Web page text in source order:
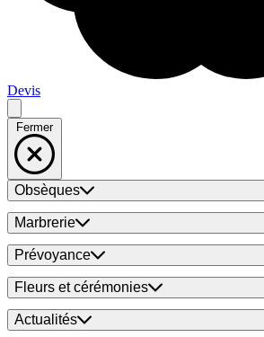
Devis
Fermer
Obsèques
Marbrerie
Prévoyance
Fleurs et cérémonies
Actualités